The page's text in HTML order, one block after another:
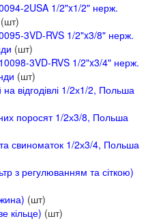
2USA 1/2"x1/2" нерж.
(шт)
3VD-RVS 1/2"x3/8" нерж.
(шт)
3VD-RVS 1/2"x3/4" нерж.
(шт)
відгодівлі 1/2х1/2, Польша
поросят 1/2х3/8, Польша
та свиноматок 1/2х3/4, Польша
з регулюванням та сіткою)
(шт)
кільце) (шт)